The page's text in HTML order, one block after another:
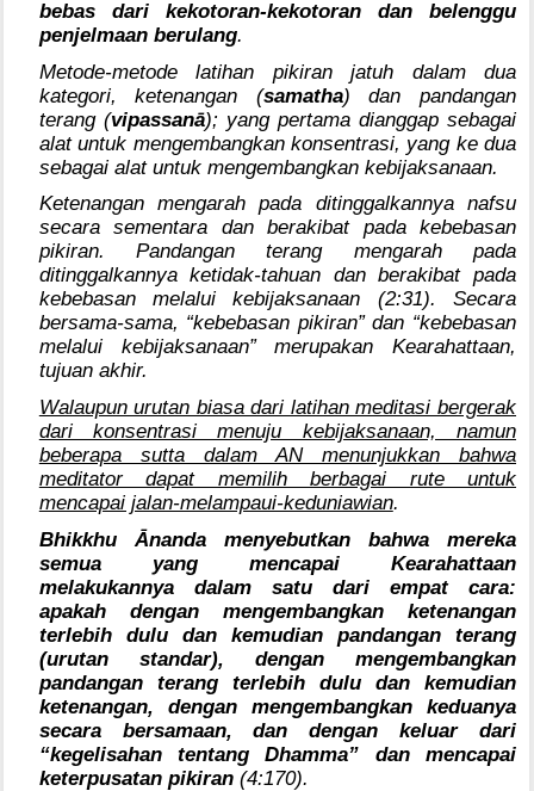
bebas dari kekotoran-kekotoran dan belenggu
penjelmaan berulang.
Metode-metode latihan pikiran jatuh dalam dua
kategori, ketenangan (samatha) dan pandangan
terang (vipassanā); yang pertama dianggap sebagai
alat untuk mengembangkan konsentrasi, yang ke dua
sebagai alat untuk mengembangkan kebijaksanaan.
Ketenangan mengarah pada ditinggalkannya nafsu
secara sementara dan berakibat pada kebebasan
pikiran. Pandangan terang mengarah pada
ditinggalkannya ketidak-tahuan dan berakibat pada
kebebasan melalui kebijaksanaan (2:31). Secara
bersama-sama, “kebebasan pikiran” dan “kebebasan
melalui kebijaksanaan” merupakan Kearahattaan,
tujuan akhir.
Walaupun urutan biasa dari latihan meditasi bergerak
dari konsentrasi menuju kebijaksanaan, namun
beberapa sutta dalam AN menunjukkan bahwa
meditator dapat memilih berbagai rute untuk
mencapai jalan-melampaui-keduniawian.
Bhikkhu Ānanda menyebutkan bahwa mereka
semua yang mencapai Kearahattaan
melakukannya dalam satu dari empat cara:
apakah dengan mengembangkan ketenangan
terlebih dulu dan kemudian pandangan terang
(urutan standar), dengan mengembangkan
pandangan terang terlebih dulu dan kemudian
ketenangan, dengan mengembangkan keduanya
secara bersamaan, dan dengan keluar dari
“kegelisahan tentang Dhamma” dan mencapai
keterpusatan pikiran(4:170).